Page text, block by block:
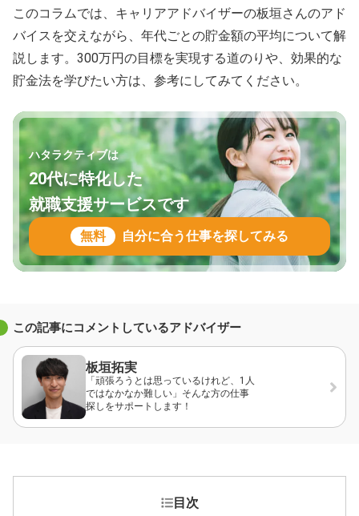
このコラムでは、キャリアアドバイザーの板垣さんのアド
バイスを交えながら、年代ごとの貯金額の平均について解
説します。300万円の目標を実現する道のりや、効果的な
貯金法を学びたい方は、参考にしてみてください。
ハタラクティブは
20代に特化した
就職支援サービスです
無料 自分に合う仕事を探してみる
この記事にコメントしているアドバイザー
板垣拓実
「頑張ろうとは思っているけれど、1人
ではなかなか難しい」そんな方の仕事
探しをサポートします！
目次